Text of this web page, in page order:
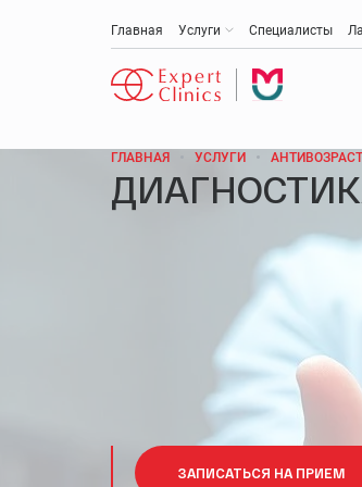
Главная Услуги Специалисты
Антивозрастная медицина
Эстетическая медицина и
Акушерство и гинекология
Анти-эйдж (омоложение)
Медицинская диагностика
ГЛАВНАЯ УСЛУГИ
ЗАПИСАТЬСЯ НА ПРИЕМ